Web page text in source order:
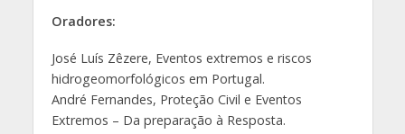
Oradores:
José Luís Zêzere, Eventos extremos e riscos
hidrogeomorfológicos em Portugal.
André Fernandes, Proteção Civil e Eventos
Extremos – Da preparação à Resposta.